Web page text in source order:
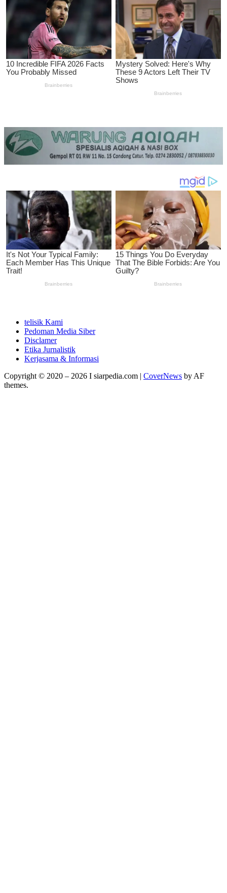
telisik Kami
Pedoman Media Siber
Disclamer
Etika Jurnalistik
Kerjasama & Informasi
Copyright © 2020 – 2026 I siarpedia.com | CoverNews by AF
themes.